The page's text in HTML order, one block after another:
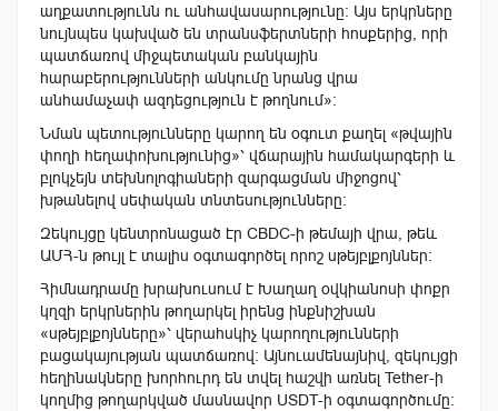
աղքատությունն ու անհավասարությունը: Այս երկրները
նույնպես կախված են տրանսֆերտների հոսքերից, որի
պատճառով միջպետական ​​բանկային
հարաբերությունների անկումը նրանց վրա
անհամաչափ ազդեցություն է թողնում»:
Նման պետությունները կարող են օգուտ քաղել «թվային
փողի հեղափոխությունից»՝ վճարային համակարգերի և
բլոկչեյն տեխնոլոգիաների զարգացման միջոցով՝
խթանելով սեփական տնտեսությունները։
Զեկույցը կենտրոնացած էր CBDC-ի թեմայի վրա, թեև
ԱՄՀ-ն թույլ է տալիս օգտագործել որոշ սթեյբլքոյններ:
Հիմնադրամը խրախուսում է Խաղաղ օվկիանոսի փոքր
կղզի երկրներին թողարկել իրենց ինքնիշխան
«սթեյբլքոյնները»՝ վերահսկիչ կարողությունների
բացակայության պատճառով: Այնուամենայնիվ, զեկույցի
հեղինակները խորհուրդ են տվել հաշվի առնել Tether-ի
կողմից թողարկված մասնավոր USDT-ի օգտագործումը: